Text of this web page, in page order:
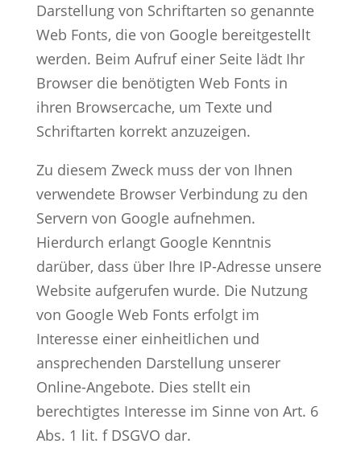
Darstellung von Schriftarten so genannte
Web Fonts, die von Google bereitgestellt
werden. Beim Aufruf einer Seite lädt Ihr
Browser die benötigten Web Fonts in
ihren Browsercache, um Texte und
Schriftarten korrekt anzuzeigen.
Zu diesem Zweck muss der von Ihnen
verwendete Browser Verbindung zu den
Servern von Google aufnehmen.
Hierdurch erlangt Google Kenntnis
darüber, dass über Ihre IP-Adresse unsere
Website aufgerufen wurde. Die Nutzung
von Google Web Fonts erfolgt im
Interesse einer einheitlichen und
ansprechenden Darstellung unserer
Online-Angebote. Dies stellt ein
berechtigtes Interesse im Sinne von Art. 6
Abs. 1 lit. f DSGVO dar.